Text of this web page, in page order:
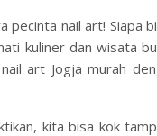
pecinta nail art! Siapa
kuliner dan wisata
nail art Jogja murah
kita bisa kok